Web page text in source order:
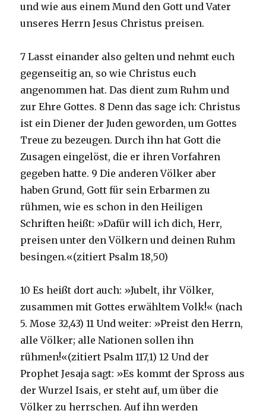
und wie aus einem Mund den Gott und Vater
unseres Herrn Jesus Christus preisen.
7 Lasst einander also gelten und nehmt euch
gegenseitig an, so wie Christus euch
angenommen hat. Das dient zum Ruhm und
zur Ehre Gottes. 8 Denn das sage ich: Christus
ist ein Diener der Juden geworden, um Gottes
Treue zu bezeugen. Durch ihn hat Gott die
Zusagen eingelöst, die er ihren Vorfahren
gegeben hatte. 9 Die anderen Völker aber
haben Grund, Gott für sein Erbarmen zu
rühmen, wie es schon in den Heiligen
Schriften heißt: »Dafür will ich dich, Herr,
preisen unter den Völkern und deinen Ruhm
besingen.«(zitiert Psalm 18,50)
10 Es heißt dort auch: »Jubelt, ihr Völker,
zusammen mit Gottes erwähltem Volk!« (nach
5. Mose 32,43) 11 Und weiter: »Preist den Herrn,
alle Völker; alle Nationen sollen ihn
rühmen!«(zitiert Psalm 117,1) 12 Und der
Prophet Jesaja sagt: »Es kommt der Spross aus
der Wurzel Isais, er steht auf, um über die
Völker zu herrschen. Auf ihn werden